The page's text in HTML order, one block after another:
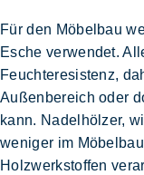
Für den Möbelbau
Esche verwendet.
Feuchteresistenz,
Außenbereich oder
kann. Nadelhölzer,
weniger im
Holzwerkstoffen